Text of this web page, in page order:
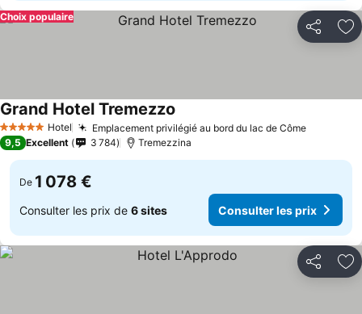
Partager
Choix populaire
5 Étoiles Hotel Emplacement privilégié au bord du lac de Côme
Grand Hotel Tremezzo
9,5 Excellent 3 784 Tremezzina
De 1 078 €
Consulter les prix de 6 sites Consulter les prix
Partager